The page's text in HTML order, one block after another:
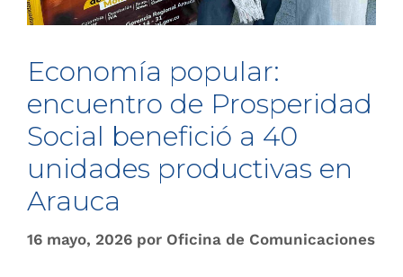
Economía popular:
encuentro de Prosperidad
Social benefició a 40
unidades productivas en
Arauca
16 mayo, 2026 por Oficina de Comunicaciones